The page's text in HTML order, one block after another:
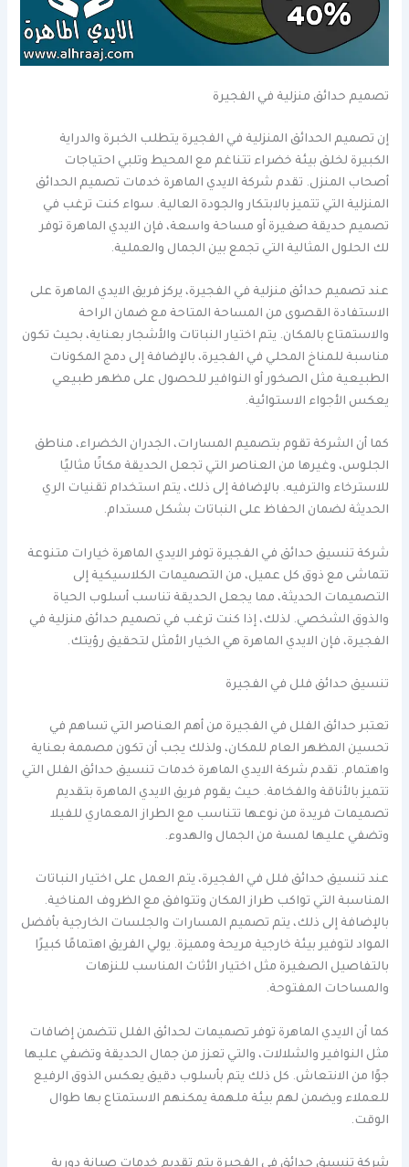
تصميم حدائق منزلية في الفجيرة
إن تصميم الحدائق المنزلية في الفجيرة يتطلب الخبرة والدراية
الكبيرة لخلق بيئة خضراء تتناغم مع المحيط وتلبي احتياجات
أصحاب المنزل. تقدم شركة الايدي الماهرة خدمات تصميم الحدائق
المنزلية التي تتميز بالابتكار والجودة العالية. سواء كنت ترغب في
تصميم حديقة صغيرة أو مساحة واسعة، فإن الايدي الماهرة توفر
لك الحلول المثالية التي تجمع بين الجمال والعملية.
عند تصميم حدائق منزلية في الفجيرة، يركز فريق الايدي الماهرة على
الاستفادة القصوى من المساحة المتاحة مع ضمان الراحة
والاستمتاع بالمكان. يتم اختيار النباتات والأشجار بعناية، بحيث تكون
مناسبة للمناخ المحلي في الفجيرة، بالإضافة إلى دمج المكونات
الطبيعية مثل الصخور أو النوافير للحصول على مظهر طبيعي
يعكس الأجواء الاستوائية.
كما أن الشركة تقوم بتصميم المسارات، الجدران الخضراء، مناطق
الجلوس، وغيرها من العناصر التي تجعل الحديقة مكانًا مثاليًا
للاسترخاء والترفيه. بالإضافة إلى ذلك، يتم استخدام تقنيات الري
الحديثة لضمان الحفاظ على النباتات بشكل مستدام.
شركة تنسيق حدائق في الفجيرة توفر الايدي الماهرة خيارات متنوعة
تتماشى مع ذوق كل عميل، من التصميمات الكلاسيكية إلى
التصميمات الحديثة، مما يجعل الحديقة تناسب أسلوب الحياة
والذوق الشخصي. لذلك، إذا كنت ترغب في تصميم حدائق منزلية في
الفجيرة، فإن الايدي الماهرة هي الخيار الأمثل لتحقيق رؤيتك.
تنسيق حدائق فلل في الفجيرة
تعتبر حدائق الفلل في الفجيرة من أهم العناصر التي تساهم في
تحسين المظهر العام للمكان، ولذلك يجب أن تكون مصممة بعناية
واهتمام. تقدم شركة الايدي الماهرة خدمات تنسيق حدائق الفلل التي
تتميز بالأناقة والفخامة. حيث يقوم فريق الايدي الماهرة بتقديم
تصميمات فريدة من نوعها تتناسب مع الطراز المعماري للفيلا
وتضفي عليها لمسة من الجمال والهدوء.
عند تنسيق حدائق فلل في الفجيرة، يتم العمل على اختيار النباتات
المناسبة التي تواكب طراز المكان وتتوافق مع الظروف المناخية.
بالإضافة إلى ذلك، يتم تصميم المسارات والجلسات الخارجية بأفضل
المواد لتوفير بيئة خارجية مريحة ومميزة. يولي الفريق اهتمامًا كبيرًا
بالتفاصيل الصغيرة مثل اختيار الأثاث المناسب للنزهات
والمساحات المفتوحة.
كما أن الايدي الماهرة توفر تصميمات لحدائق الفلل تتضمن إضافات
مثل النوافير والشلالات، والتي تعزز من جمال الحديقة وتضفي عليها
جوًا من الانتعاش. كل ذلك يتم بأسلوب دقيق يعكس الذوق الرفيع
للعملاء ويضمن لهم بيئة ملهمة يمكنهم الاستمتاع بها طوال
الوقت.
شركة تنسيق حدائق في الفجيرة يتم تقديم خدمات صيانة دورية